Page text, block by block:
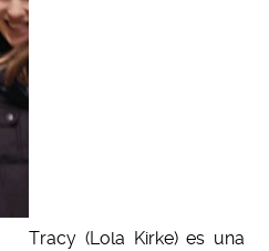
Tracy (Lola Kirke) es una